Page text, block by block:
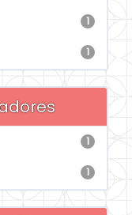
1
1
1
1